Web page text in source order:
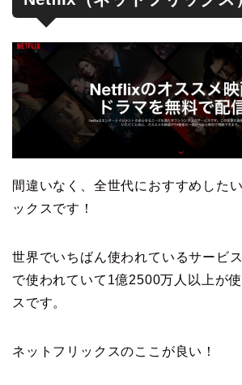
間違いなく、全世代におすすめした
ックスです！
世界でいちばん使われているサービ
で使われていて1億2500万人以上が
スです。
ネットフリックスのここが良い！